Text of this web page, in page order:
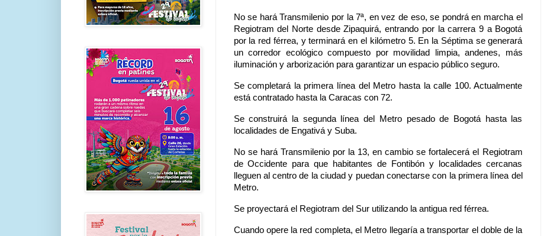
No se hará Transmilenio por la 7ª, en vez de eso, se pondrá en marcha el
Regiotram del Norte desde Zipaquirá, entrando por la carrera 9 a Bogotá
por la red férrea, y terminará en el kilómetro 5. En la Séptima se generará
un corredor ecológico compuesto por movilidad limpia, andenes, más
iluminación y arborización para garantizar un espacio público seguro.
Se completará la primera línea del Metro hasta la calle 100. Actualmente
está contratado hasta la Caracas con 72.
Se construirá la segunda línea del Metro pesado de Bogotá hasta las
localidades de Engativá y Suba.
No se hará Transmilenio por la 13, en cambio se fortalecerá el Regiotram
de Occidente para que habitantes de Fontibón y localidades cercanas
lleguen al centro de la ciudad y puedan conectarse con la primera línea del
Metro.
Se proyectará el Regiotram del Sur utilizando la antigua red férrea.
Cuando opere la red completa, el Metro llegaría a transportar el doble de la